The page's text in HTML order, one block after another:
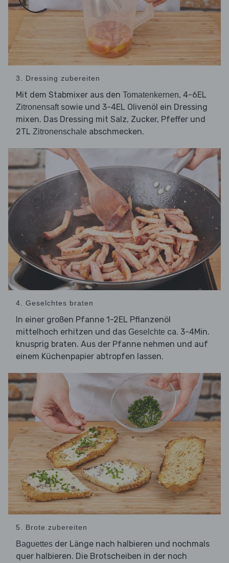
3. Dressing zubereiten
Mit dem Stabmixer aus den Tomatenkernen, 4-6EL
Zitronensaftsowie und 3-4EL Olivenöl ein Dressing
mixen. Das Dressing mit Salz, Zucker, Pfeffer und
2TL Zitronenschale abschmecken.
4. Geselchtes braten
In einer großen Pfanne 1-2EL Pflanzenöl
mittelhoch erhitzen und das Geselchte ca. 3-4Min.
knusprig braten. Aus der Pfanne nehmen und auf
einem Küchenpapier abtropfen lassen.
5. Brote zubereiten
Baguettes der Länge nach halbieren und nochmals
quer halbieren. Die Brotscheiben in der noch